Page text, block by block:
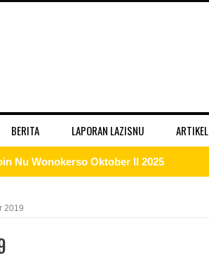
BERITA LAPORAN LAZISNU ARTIKEL
Nu Wonokerso Oktober II 2025
Nu Sidomulyo Oktober II 2025
2019